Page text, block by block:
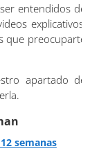
entendidos de
explicativos,
que preocuparte
apartado de
semanas